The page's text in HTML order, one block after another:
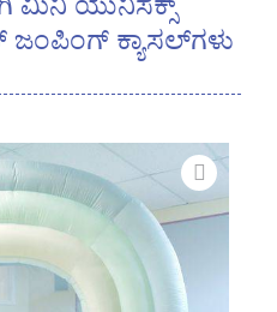
ಕ್ಯಾಸಲ್‌ಗಳು